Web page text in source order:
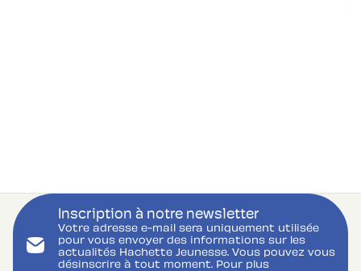
Inscription à notre newsletter
Votre adresse e-mail sera uniquement utilisée
pour vous envoyer des informations sur les
actualités Hachette Jeunesse. Vous pouvez vous
désinscrire à tout moment. Pour plus